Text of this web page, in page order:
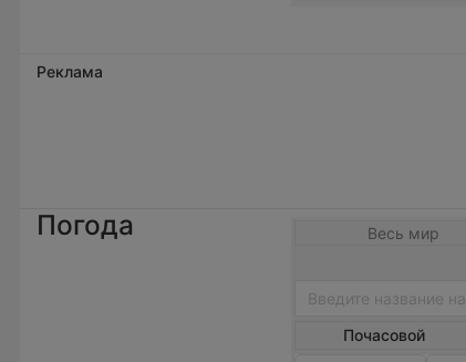
Реклама
Погода Весь мир
Почасовой